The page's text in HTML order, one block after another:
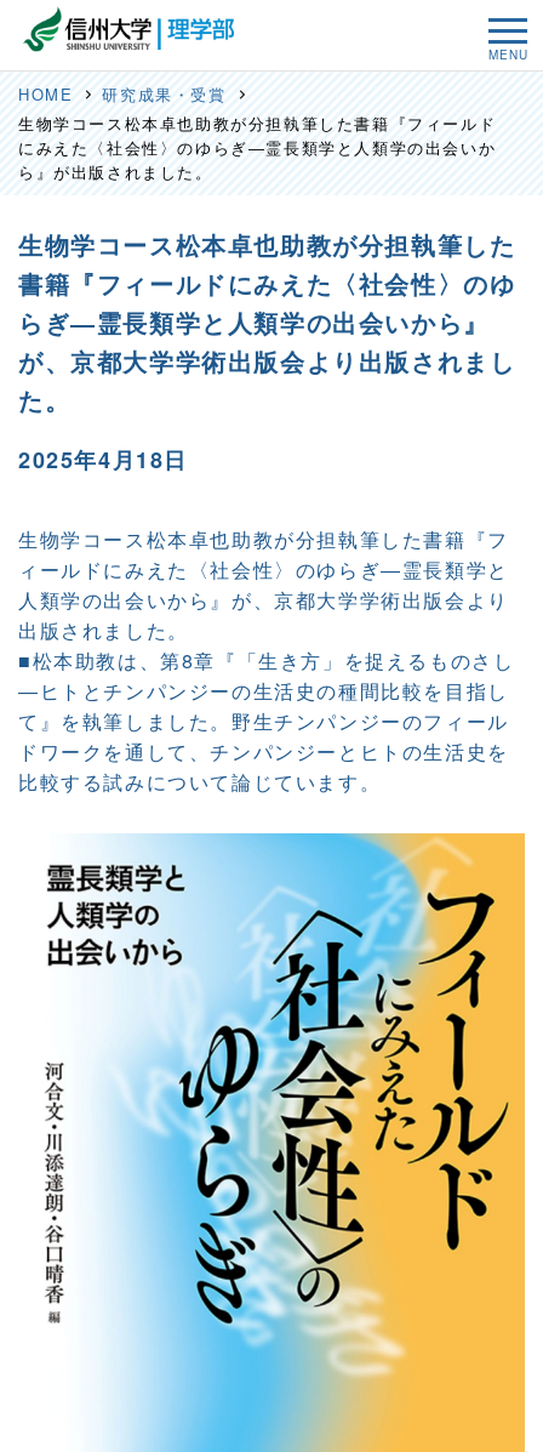
HOME
研究成果・受賞
生物学コース松本卓也助教が分担執筆した書籍『フィールド
にみえた〈社会性〉のゆらぎ―霊長類学と人類学の出会いか
ら』が出版されました。
生物学コース松本卓也助教が分担執筆した
書籍『フィールドにみえた〈社会性〉のゆ
らぎ―霊長類学と人類学の出会いから』
が、京都大学学術出版会より出版されまし
た。
2025年4月18日
生物学コース松本卓也助教が分担執筆した書籍『フ
ィールドにみえた〈社会性〉のゆらぎ―霊長類学と
人類学の出会いから』が、京都大学学術出版会より
出版されました。
■松本助教は、第8章『「生き方」を捉えるものさし
―ヒトとチンパンジーの生活史の種間比較を目指し
て』を執筆しました。野生チンパンジーのフィール
ドワークを通して、チンパンジーとヒトの生活史を
比較する試みについて論じています。
MENU